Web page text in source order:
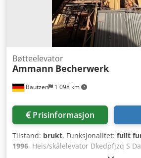
Bautzen 1 098 km
Bøtteelevator
Ammann Becherwerk
Prisinformasjon
Tilstand: brukt, Funksjonalitet: fullt
1996, Heis/skålelevator Dkedpfjzq S